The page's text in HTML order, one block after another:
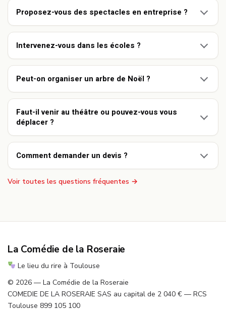
Proposez-vous des spectacles en entreprise ?
Intervenez-vous dans les écoles ?
Peut-on organiser un arbre de Noël ?
Faut-il venir au théâtre ou pouvez-vous vous
déplacer ?
Comment demander un devis ?
Voir toutes les questions fréquentes →
La Comédie de la Roseraie
Le lieu du rire à Toulouse
© 2026 — La Comédie de la Roseraie
COMEDIE DE LA ROSERAIE SAS au capital de 2 040 € — RCS
Toulouse 899 105 100